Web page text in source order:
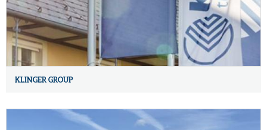
KLINGER GROUP